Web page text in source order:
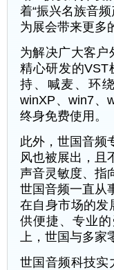
着“振兴名族音
为展会带来更多
为解决广大客户
精心研发的VST
持、喊麦、环
winXP 、win7、
终身免费使用。
此外，世国音频
风也被展出，且
声音灵敏度、指
世国音频一直从
在自身市场的发
供便捷、专业
上，世国与多家
世国音频科技实